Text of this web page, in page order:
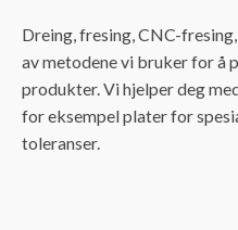
Dreing, fresing, CNC-
av metodene vi bruker for å
produkter. Vi hjelper deg
for eksempel plater for
toleranser.